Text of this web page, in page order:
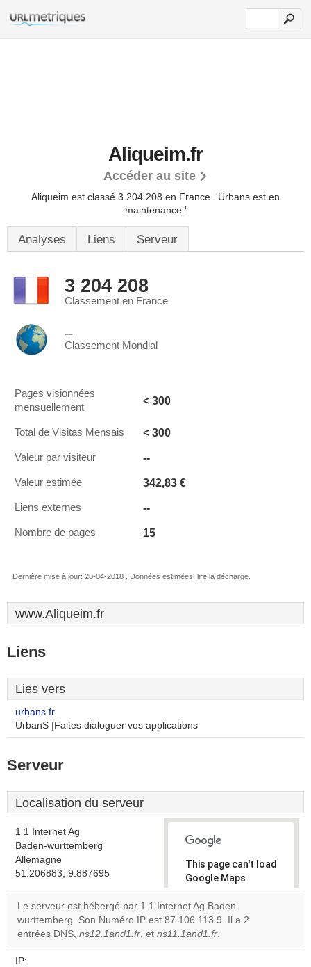
Aliqueim.fr
Accéder au site
Aliqueim est classé 3 204 208 en France. 'Urbans est en
maintenance.'
Analyses Liens Serveur
3 204 208
Classement en France
--
Classement Mondial
Pages visionnées
mensuellement
< 300
Total de Visitas Mensais < 300
Valeur par visiteur --
Valeur estimée 342,83 €
Liens externes --
Nombre de pages 15
Dernière mise à jour: 20-04-2018 . Données estimées, lire la décharge.
www.Aliqueim.fr
Liens
Lies vers
urbans.fr
UrbanS |Faites dialoguer vos applications
Serveur
Localisation du serveur
1 1 Internet Ag
Baden-wurttemberg
Allemagne
51.206883, 9.887695
This page can't load
Google Maps
correctly.
Do you
own this
Le serveur est hébergé par 1 1 Internet Ag Baden-
wurttemberg. Son Numéro IP est 87.106.113.9. Il a 2
entrées DNS, ns12.1and1.fr, et ns11.1and1.fr.
IP: